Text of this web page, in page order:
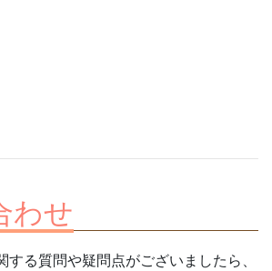
わせ
する質問や疑問点がございましたら、